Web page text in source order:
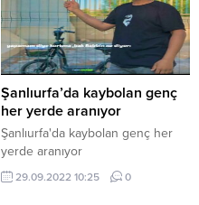
Şanlıurfa’da kaybolan genç
her yerde aranıyor
Şanlıurfa'da kaybolan genç her
yerde aranıyor
29.09.2022 10:25 0